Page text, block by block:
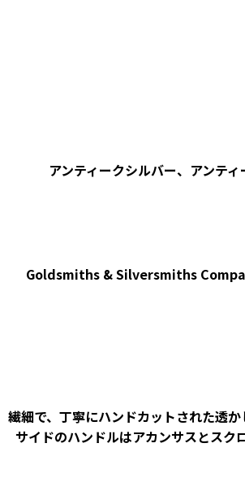
アンティークシルバー、アンテ
Goldsmiths & Silversmiths
繊細で、丁寧にハンドカットされた透
サイドのハンドルはアカンサスとスク